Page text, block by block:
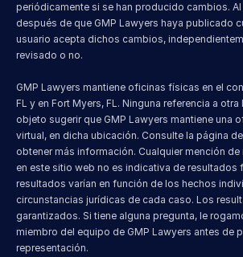
periódicamente si se han producido cambios.
después de que GMP Lawyers haya publicado
usuario acepta dichos cambios,
revisado o no.
GMP Lawyers mantiene oficinas físicas en el
FL y en Fort Myers, FL. Ninguna referencia a
objeto sugerir que GMP Lawyers mantiene una
virtual, en dicha ubicación. Consulte la página
obtener más información. Cualquier mención
en este sitio web no es indicativa de resultados
resultados varían en función de los hechos
circunstancias jurídicas de cada caso. Los
garantizados. Si tiene alguna pregunta, le
miembro del equipo de GMP Lawyers antes de
representación.